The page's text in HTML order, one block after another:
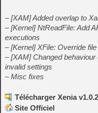
– [XAM] Added overlap to
– [Kernel] NtReadFile: Add
executions
– [Kernel] XFile: Override
– [XAM] Changed
invalid settings
– Misc fixes
Télécharger Xenia
Site Officiel